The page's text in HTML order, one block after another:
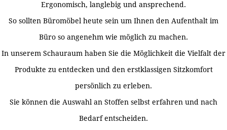
Ergonomisch, langlebig und ansprechend.
So sollten Büromöbel heute sein um Ihnen den Aufenthalt im
Büro so angenehm wie möglich zu machen.
In unserem Schauraum haben Sie die Möglichkeit die Vielfalt der
Produkte zu entdecken und den erstklassigen Sitzkomfort
persönlich zu erleben.
Sie können die Auswahl an Stoffen selbst erfahren und nach
Bedarf entscheiden.